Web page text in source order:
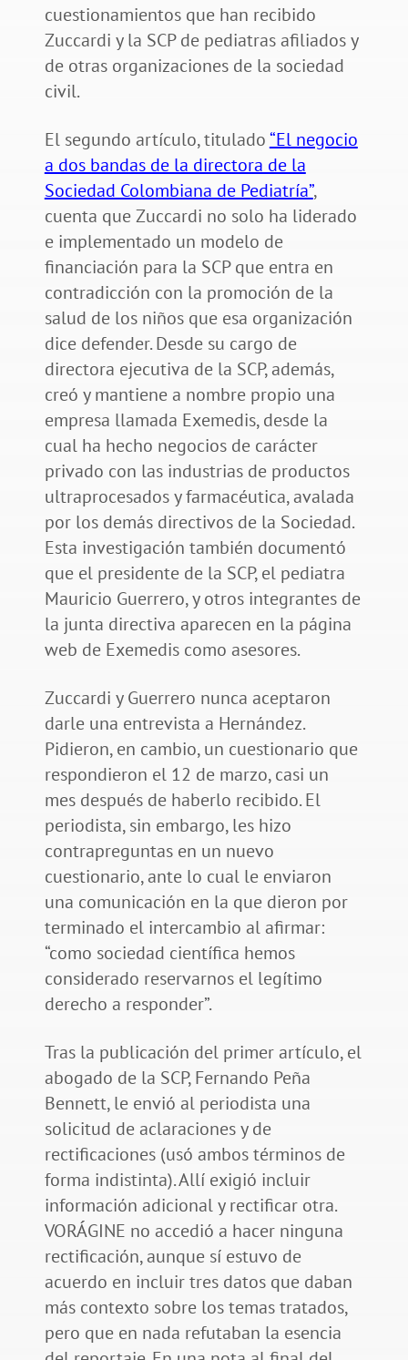
cuestionamientos que han recibido
Zuccardi y la SCP de pediatras afiliados y
de otras organizaciones de la sociedad
civil.
El segundo artículo, titulado“El negocio
a dos bandas de la directora de la
Sociedad Colombiana de Pediatría”,
cuenta que Zuccardi no solo ha liderado
e implementado un modelo de
financiación para la SCP que entra en
contradicción con la promoción de la
salud de los niños que esa organización
dice defender. Desde su cargo de
directora ejecutiva de la SCP, además,
creó y mantiene a nombre propio una
empresa llamada Exemedis, desde la
cual ha hecho negocios de carácter
privado con las industrias de productos
ultraprocesados y farmacéutica, avalada
por los demás directivos de la Sociedad.
Esta investigación también documentó
que el presidente de la SCP, el pediatra
Mauricio Guerrero, y otros integrantes de
la junta directiva aparecen en la página
web de Exemedis como asesores.
Zuccardi y Guerrero nunca aceptaron
darle una entrevista a Hernández.
Pidieron, en cambio, un cuestionario que
respondieron el 12 de marzo, casi un
mes después de haberlo recibido. El
periodista, sin embargo, les hizo
contrapreguntas en un nuevo
cuestionario, ante lo cual le enviaron
una comunicación en la que dieron por
terminado el intercambio al afirmar:
“como sociedad científica hemos
considerado reservarnos el legítimo
derecho a responder”.
Tras la publicación del primer artículo, el
abogado de la SCP, Fernando Peña
Bennett, le envió al periodista una
solicitud de aclaraciones y de
rectificaciones (usó ambos términos de
forma indistinta). Allí exigió incluir
información adicional y rectificar otra.
VORÁGINE no accedió a hacer ninguna
rectificación, aunque sí estuvo de
acuerdo en incluir tres datos que daban
más contexto sobre los temas tratados,
pero que en nada refutaban la esencia